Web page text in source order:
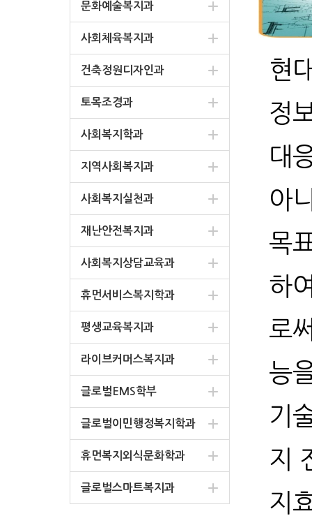
문화예술복지과
사회체육복지과
건축정원디자인과
토목조경과
사회복지학과
지역사회복지과
사회복지실천과
재난안전복지과
사회복지상담교육과
휴먼서비스복지학과
평생교육복지과
라이브커머스복지과
글로벌EMS학부
글로벌이민행정복지학과
휴먼복지외식문화학과
글로벌스마트복지과
현
정
대
아
목
하
로
능
기
지
지